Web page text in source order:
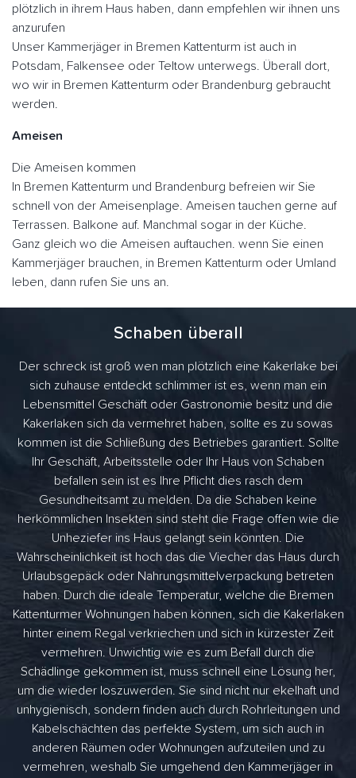
plötzlich in ihrem Haus haben, dann empfehlen wir ihnen uns
anzurufen
Unser Kammerjäger in Bremen Kattenturm ist auch in
Potsdam, Falkensee oder Teltow unterwegs. Überall dort,
wo wir in Bremen Kattenturm oder Brandenburg gebraucht
werden.
Ameisen
Die Ameisen kommen
In Bremen Kattenturm und Brandenburg befreien wir Sie
schnell von der Ameisenplage. Ameisen tauchen gerne auf
Terrassen. Balkone auf. Manchmal sogar in der Küche.
Ganz gleich wo die Ameisen auftauchen. wenn Sie einen
Kammerjäger brauchen, in Bremen Kattenturm oder Umland
leben, dann rufen Sie uns an.
Schaben überall
Der schreck ist groß wen man plötzlich eine Kakerlake bei
sich zuhause entdeckt schlimmer ist es, wenn man ein
Lebensmittel Geschäft oder Gastronomie besitz und die
Kakerlaken sich da vermehret haben, sollte es zu sowas
kommen ist die Schließung des Betriebes garantiert. Sollte
Ihr Geschäft, Arbeitsstelle oder Ihr Haus von Schaben
befallen sein ist es Ihre Pflicht dies rasch dem
Gesundheitsamt zu melden. Da die Schaben keine
herkömmlichen Insekten sind steht die Frage offen wie die
Unheziefer ins Haus gelangt sein könnten. Die
Wahrscheinlichkeit ist hoch das die Viecher das Haus durch
Urlaubsgepäck oder Nahrungsmittelverpackung betreten
haben. Durch die ideale Temperatur, welche die Bremen
Kattenturmer Wohnungen haben können, sich die Kakerlaken
hinter einem Regal verkriechen und sich in kürzester Zeit
vermehren. Unwichtig wie es zum Befall durch die
Schädlinge gekommen ist, muss schnell eine Lösung her,
um die wieder loszuwerden. Sie sind nicht nur ekelhaft und
unhygienisch, sondern finden auch durch Rohrleitungen und
Kabelschächten das perfekte System, um sich auch in
anderen Räumen oder Wohnungen aufzuteilen und zu
vermehren, weshalb Sie umgehend den Kammerjäger in